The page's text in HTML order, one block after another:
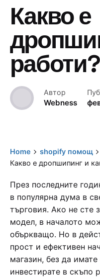
Какво е
работи?
Автор
Webness
Home
shopify помощ
Какво е дропшипинг и
През последните
в популярна дума в
търговия. Ако не сте
модел, в началото
объркващо. Но в
прост и ефективен
магазин, без да
инвестирате в скъпо